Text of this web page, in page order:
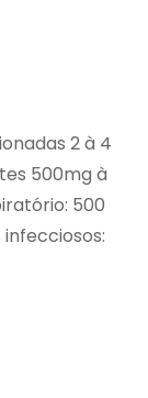
2 à 4
500mg à
500